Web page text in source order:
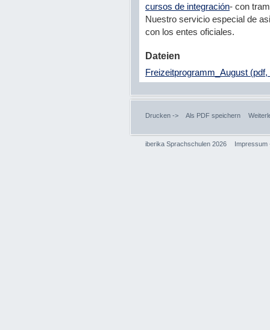
cursos de integración- con
Nuestro servicio especial de
con los entes oficiales.
Dateien
Freizeitprogramm_August (pdf,
Drucken -> Als PDF speichern
iberika Sprachschulen 2026 Impressum